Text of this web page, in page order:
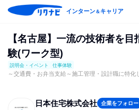
インターン＆キャリア
【名古屋】一流の技術者を
験(ワーク型)
説明会・イベント 仕事体験
～交通費・お弁当支給～施工管理・設計職に特化
日本住宅株式会社 企業をフォロー